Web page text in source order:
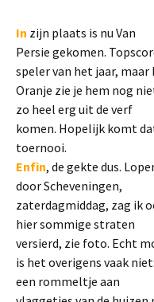
In zijn plaats is nu Van
Persie gekomen.
speler van het jaar, maar
Oranje zie je hem nog
zo heel erg uit de verf
komen. Hopelijk komt
toernooi.
Enfin, de gekte dus.
door Scheveningen,
zaterdagmiddag, zag ik
hier sommige straten
versierd, zie foto. Echt
is het overigens vaak niet:
een rommeltje aan